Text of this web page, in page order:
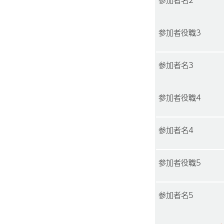
参加者役職3
参加者名3
参加者役職4
参加者名4
参加者役職5
参加者名5